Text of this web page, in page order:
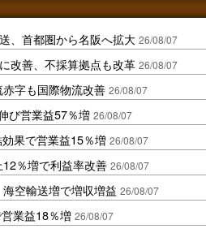
、首都圏から名阪へ拡大 26/08/07
改善、不採算拠点も改革 26/08/07
字も国際物流改善 26/08/07
び営業益57％増 26/08/07
果で営業益15％増 26/08/07
％増で利益率改善 26/08/07
空輸送増で増収増益 26/08/07
業益18％増 26/08/07